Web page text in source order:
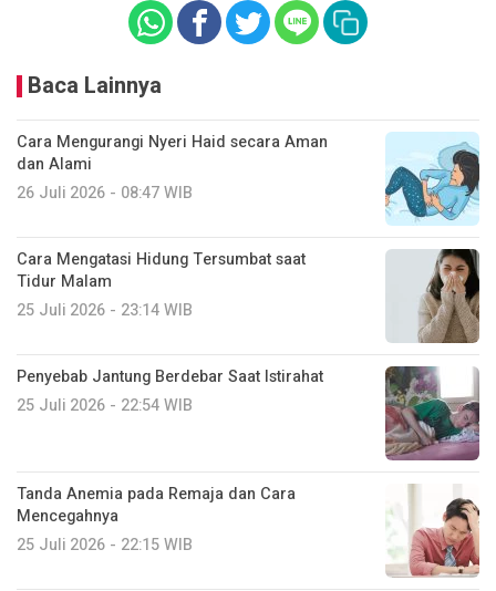
Baca Lainnya
Cara Mengurangi Nyeri Haid secara Aman
dan Alami
26 Juli 2026 - 08:47 WIB
Cara Mengatasi Hidung Tersumbat saat
Tidur Malam
25 Juli 2026 - 23:14 WIB
Penyebab Jantung Berdebar Saat Istirahat
25 Juli 2026 - 22:54 WIB
Tanda Anemia pada Remaja dan Cara
Mencegahnya
25 Juli 2026 - 22:15 WIB